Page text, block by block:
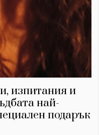
изпитания и
най-
подарък